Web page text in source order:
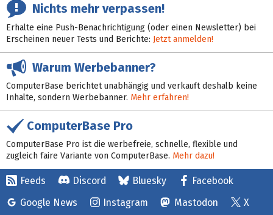
Nichts mehr verpassen!
Erhalte eine Push-Benachrichtigung (oder einen Newsletter) bei
Erscheinen neuer Tests und Berichte: Jetzt anmelden!
Warum Werbebanner?
ComputerBase berichtet unabhängig und verkauft deshalb keine
Inhalte, sondern Werbebanner. Mehr erfahren!
ComputerBase Pro
ComputerBase Pro ist die werbefreie, schnelle, flexible und
zugleich faire Variante von ComputerBase. Mehr dazu!
Feeds Discord Bluesky
Facebook
Google News
Instagram Mastodon X